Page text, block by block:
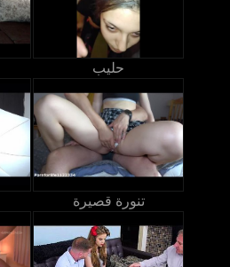
حليب
تنورة قصيرة